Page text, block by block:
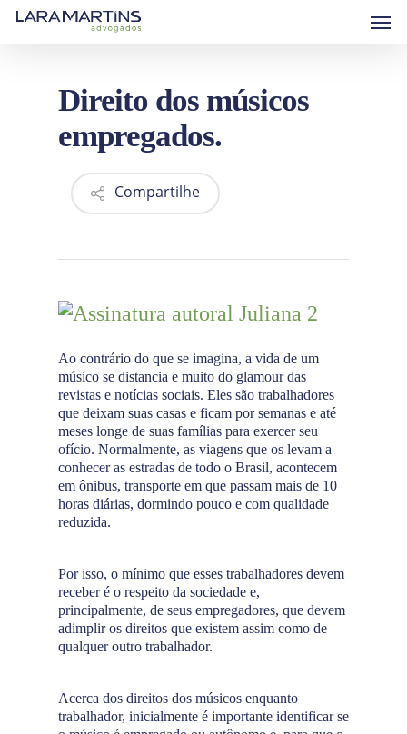
Skip
Menu
Direito dos músicos
empregados.
Compartilhe
Ao contrário do que se imagina, a vida de um
músico se distancia e muito do glamour das
revistas e notícias sociais. Eles são trabalhadores
que deixam suas casas e ficam por semanas e até
meses longe de suas famílias para exercer seu
ofício. Normalmente, as viagens que os levam a
conhecer as estradas de todo o Brasil, acontecem
em ônibus, transporte em que passam mais de 10
horas diárias, dormindo pouco e com qualidade
reduzida.
Por isso, o mínimo que esses trabalhadores devem
receber é o respeito da sociedade e,
principalmente, de seus empregadores, que devem
adimplir os direitos que existem assim como de
qualquer outro trabalhador.
Acerca dos direitos dos músicos enquanto
trabalhador, inicialmente é importante identificar se